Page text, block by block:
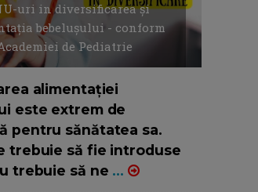
uri in diversificarea și
bebelușului - conform
de Pediatrie
alimentației
este extrem de
pentru sănătatea sa.
trebuie să fie introduse
trebuie să ne ...